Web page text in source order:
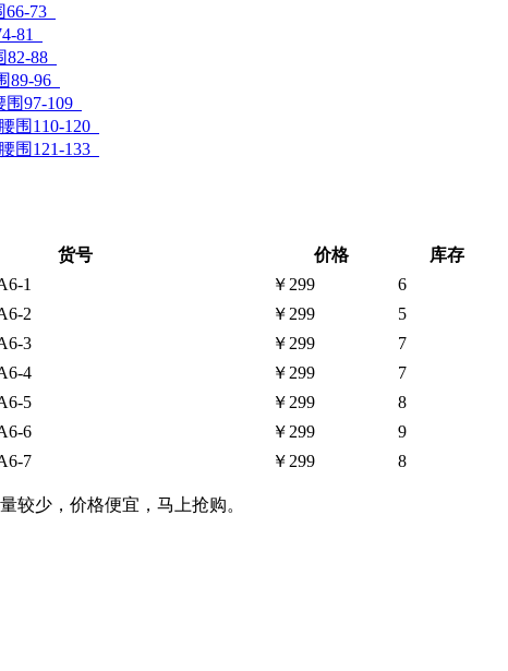
66-73
81
82-88
89-96
围97-109
围110-120
围121-133
货号 价格
库存
1 ￥299
6
2 ￥299
5
3 ￥299
7
4 ￥299
7
5 ￥299
8
6 ￥299
9
7 ￥299 8
较少，价格便宜，马上抢购。